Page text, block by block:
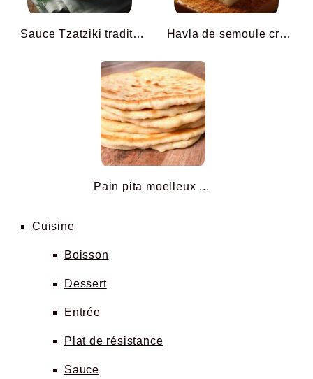
Sauce Tzatziki traditionn ... Havla de semoule crétois ...
Pain pita moelleux ...
Cuisine
Boisson
Dessert
Entrée
Plat de résistance
Sauce